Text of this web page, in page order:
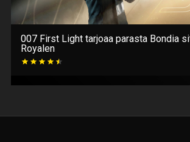
007 First Light tarjoaa parasta Bondia
Royalen